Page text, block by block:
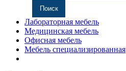
Лабораторная мебель
Медицинская мебель
Офисная мебель
Мебель специализированная